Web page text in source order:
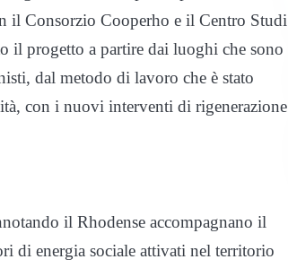
il Consorzio Cooperho e il Centro Studi
il progetto a partire dai luoghi che sono
dal metodo di lavoro che è stato
con i nuovi interventi di rigenerazione
il Rhodense accompagnano il
di energia sociale attivati nel territorio